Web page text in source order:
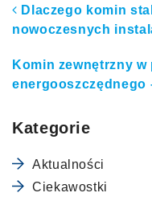
Dlaczego komin
nowoczesnych
Komin zewnętrzny
Kategorie
Aktualności
Ciekawostki